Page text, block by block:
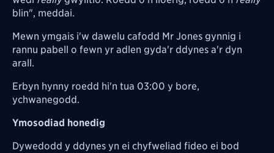
blin", meddai.
Mewn ymgais i'w dawelu cafodd Mr Jones gynnig i
rannu pabell o fewn yr adlen gyda'r ddynes a'r dyn
arall.
Erbyn hynny roedd hi'n tua 03:00 y bore,
ychwanegodd.
Ymosodiad honedig
Dywedodd y ddynes yn ei chyfweliad fideo ei bod